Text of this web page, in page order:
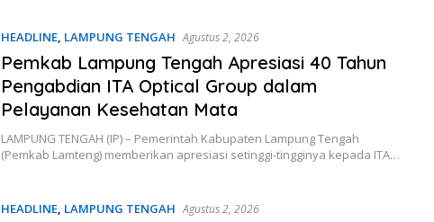
HEADLINE, LAMPUNG TENGAH Agustus 2, 2026
Pemkab Lampung Tengah Apresiasi 40 Tahun
Pengabdian ITA Optical Group dalam
Pelayanan Kesehatan Mata
LAMPUNG TENGAH (IP) – Pemerintah Kabupaten Lampung Tengah
(Pemkab Lamteng) memberikan apresiasi setinggi-tingginya kepada ITA…
HEADLINE, LAMPUNG TENGAH Agustus 2, 2026